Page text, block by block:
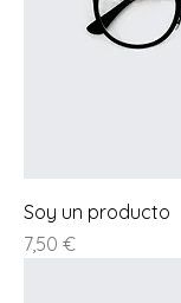
Soy un producto
Prezzo
7,50 €